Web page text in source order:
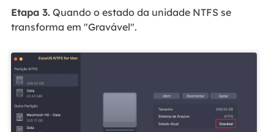
Etapa 3.Quando o estado da unidade NTFS se
transforma em "Gravável".